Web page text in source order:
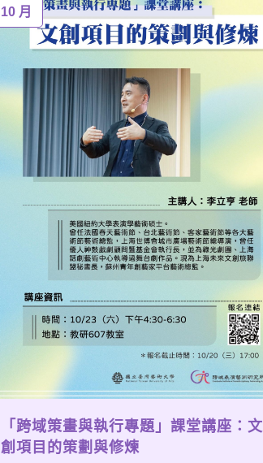
10 月
「跨域策畫與執行專題」課堂講座：文
創項目的策劃與修煉